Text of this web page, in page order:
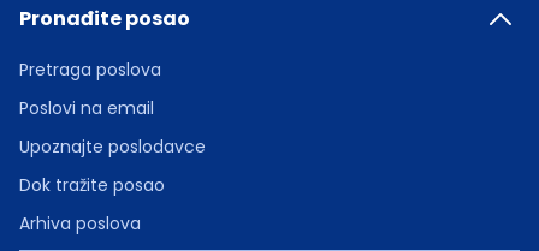
Pronađite posao
Pretraga poslova
Poslovi na email
Upoznajte poslodavce
Dok tražite posao
Arhiva poslova